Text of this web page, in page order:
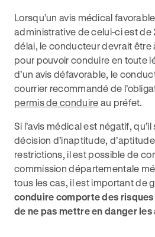
Lorsqu’un avis médical
administrative de celui-ci est de
délai, le conducteur devrait être
pour pouvoir conduire en toute
d’un avis défavorable, le
courrier recommandé de
permis de conduire au préfet.
Si l’avis médical est négatif, qu’il
décision d’inaptitude,
restrictions, il est possible de
commission départementale
tous les cas, il est important de
conduire comporte des risques
de ne pas mettre en danger